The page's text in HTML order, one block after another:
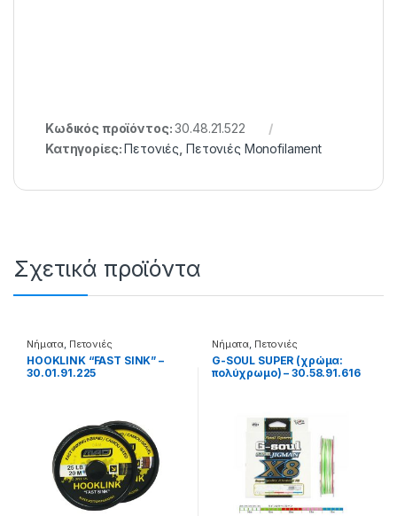
Κωδικός προϊόντος:30.48.21.522
Κατηγορίες: Πετονιές, Πετονιές Monofilament
Σχετικά προϊόντα
Νήματα, Πετονιές
HOOKLINK “FAST SINK” –
30.01.91.225
Νήματα, Πετονιές
G-SOUL SUPER (χρώμα:
πολύχρωμο) – 30.58.91.616